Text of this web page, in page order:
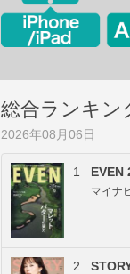
総合ランキン
2026年08月06日
1 EVEN
マイナ
2